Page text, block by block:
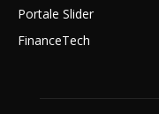
Portale Slider
FinanceTech